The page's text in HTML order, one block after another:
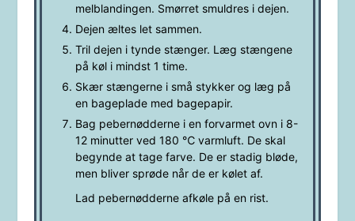
melblandingen. Smørret smuldres i dejen.
Dejen æltes let sammen.
Tril dejen i tynde stænger. Læg stængene
på køl i mindst 1 time.
Skær stængerne i små stykker og læg på
en bageplade med bagepapir.
Bag pebernødderne i en forvarmet ovn i 8-
12 minutter ved 180 ℃ varmluft. De skal
begynde at tage farve. De er stadig bløde,
men bliver sprøde når de er kølet af.
Lad pebernødderne afkøle på en rist.